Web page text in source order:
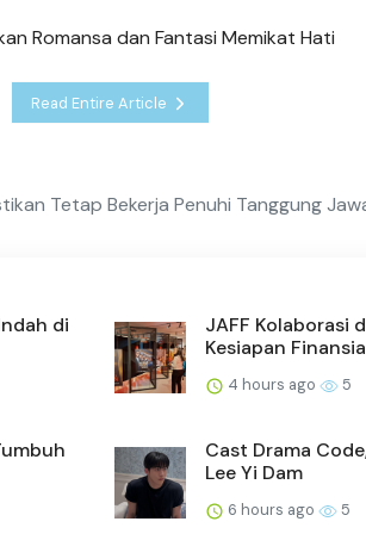
Romansa dan Fantasi Memikat Hati
Read Entire Article
Tetap Bekerja Penuhi Tanggung
di
JAFF Kolaborasi
Kesiapan
4 hours ago 5
Cast Drama
Lee Yi Dam
6 hours ago 5